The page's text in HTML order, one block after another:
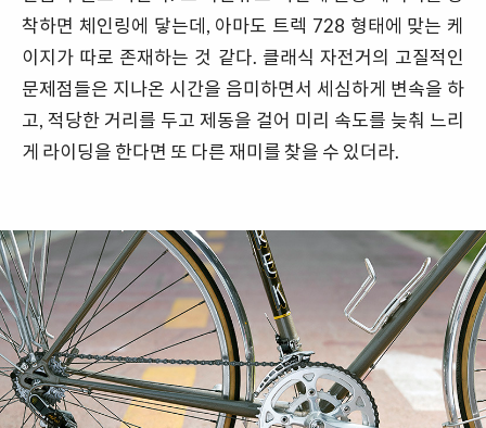
착하면 체인링에 닿는데, 아마도 트렉 728 형태에 맞는 케
이지가 따로 존재하는 것 같다. 클래식 자전거의 고질적인
문제점들은 지나온 시간을 음미하면서 세심하게 변속을 하
고, 적당한 거리를 두고 제동을 걸어 미리 속도를 늦춰 느리
게 라이딩을 한다면 또 다른 재미를 찾을 수 있더라.